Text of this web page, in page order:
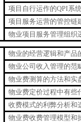
项目自行运作的QPI系
项目服务运营的管控链
物业项目服务管理组织
物业的经营逻辑和产品
物业公司收入管理的范
物业费测算的方法和实
物业费定价过程中有些
收费模式的利弊分析和
物业费收费管理模型和